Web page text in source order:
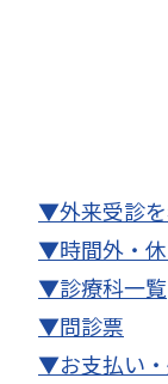
▼外来受診
▼時間外・休
▼診療科一覧
▼問診票
▼お支払い・